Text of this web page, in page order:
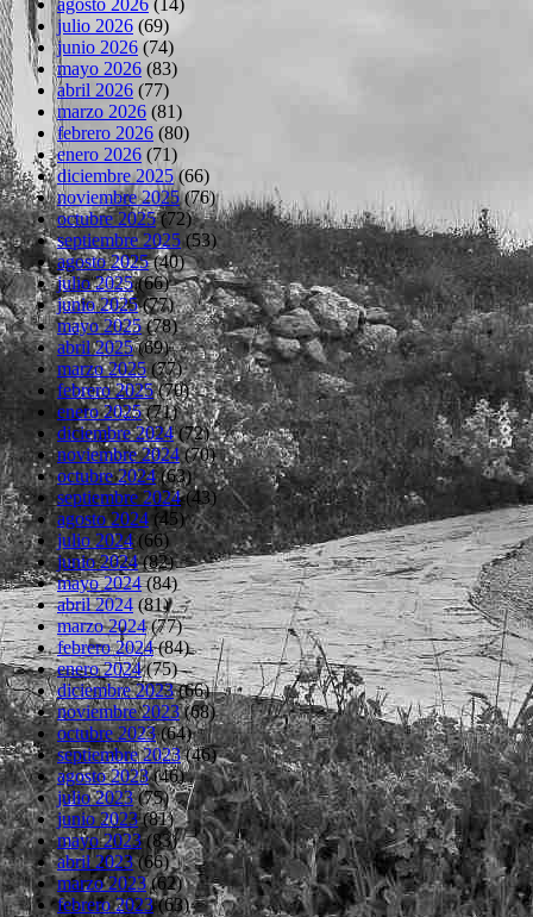
julio 2026 (69)
junio 2026 (74)
mayo 2026 (83)
abril 2026 (77)
marzo 2026 (81)
febrero 2026 (80)
enero 2026 (71)
diciembre 2025(66)
noviembre 2025(76)
octubre 2025(72)
septiembre 2025(53)
agosto 2025(40)
julio 2025(66)
junio 2025(77)
mayo 2025(78)
abril 2025(69)
marzo 2025(77)
febrero 2025(70)
enero 2025(71)
diciembre 2024(72)
noviembre 2024(70)
octubre 2024(63)
septiembre 2024(43)
agosto 2024 (45)
julio 2024(66)
junio 2024(82)
mayo 2024(84)
abril 2024(81)
marzo 2024(77)
febrero 2024(84)
enero 2024(75)
diciembre 2023(66)
noviembre 2023(68)
octubre 2023(64)
septiembre 2023(46)
agosto 2023(46)
julio 2023(75)
junio 2023(81)
mayo 2023(83)
abril 2023(66)
marzo 2023(62)
febrero 2023(63)